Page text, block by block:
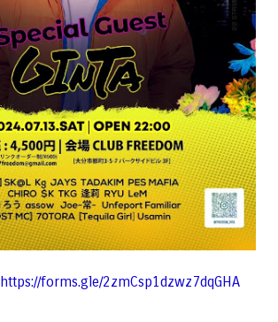
https://forms.gle/2zmCsp1dzwz7dqGHA